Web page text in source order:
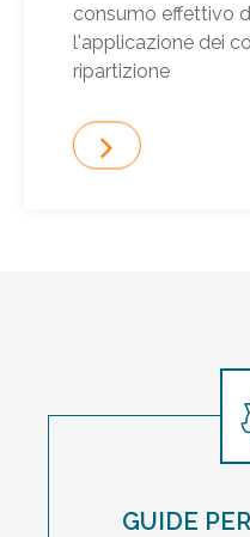
consumo effettivo
l'applicazione dei
ripartizione
GUIDE